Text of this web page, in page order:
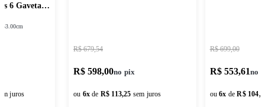
R$ 679,54
R$ 598,00
ou 6x de R$ 113,25 sem juros
R$ 699,00
R$ 553,61
ou6x de R$
6 Gavetas
53.00cm
juros